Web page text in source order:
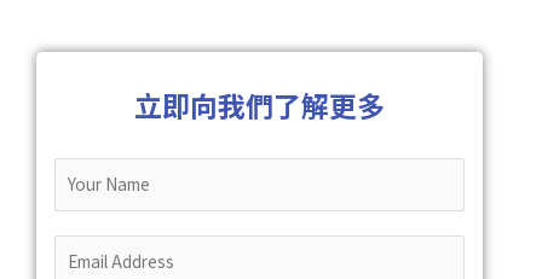
立即向我們了解更多